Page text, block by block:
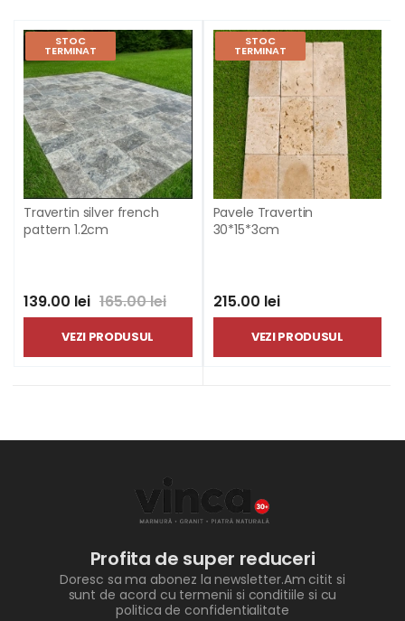
STOC
TERMINAT
Travertin silver french
pattern 1.2cm
139.00 lei 165.00 lei
VEZI PRODUSUL
STOC
TERMINAT
Pavele Travertin
30*15*3cm
215.00 lei
VEZI PRODUSUL
Profita de super reduceri
Doresc sa ma abonez la newsletter.Am citit si
sunt de acord cu termenii si conditiile si cu
politica de confidentialitate